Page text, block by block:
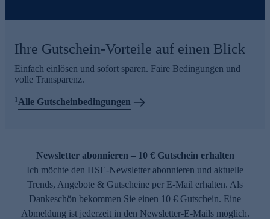
Ihre Gutschein-Vorteile auf einen Blick
Einfach einlösen und sofort sparen. Faire Bedingungen und
volle Transparenz.
1Alle Gutscheinbedingungen
Newsletter abonnieren – 10 € Gutschein erhalten
Ich möchte den HSE-Newsletter abonnieren und aktuelle
Trends, Angebote & Gutscheine per E-Mail erhalten. Als
Dankeschön bekommen Sie einen 10 € Gutschein. Eine
Abmeldung ist jederzeit in den Newsletter-E-Mails möglich.